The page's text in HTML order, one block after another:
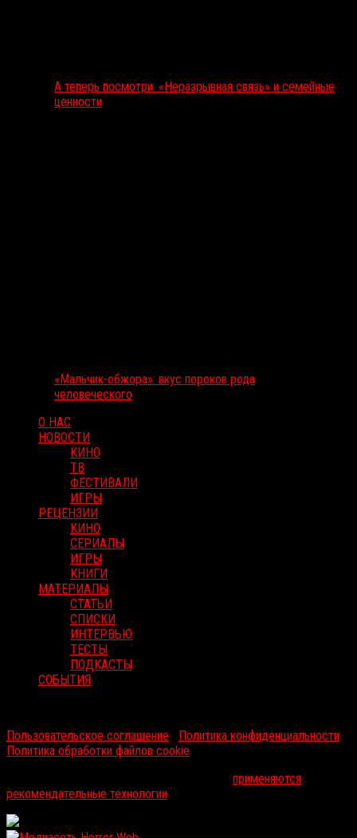
А теперь посмотри: «Неразрывная связь» и семейные
ценности
«Мальчик-обжора»: вкус пороков рода
человеческого
О НАС
НОВОСТИ
КИНО
ТВ
ФЕСТИВАЛИ
ИГРЫ
РЕЦЕНЗИИ
КИНО
СЕРИАЛЫ
ИГРЫ
КНИГИ
МАТЕРИАЛЫ
СТАТЬИ
СПИСКИ
ИНТЕРВЬЮ
ТЕСТЫ
ПОДКАСТЫ
СОБЫТИЯ
Пользовательское соглашение
Политика конфиденциальности
Политика обработки файлов cookie
применяются
рекомендательные технологии